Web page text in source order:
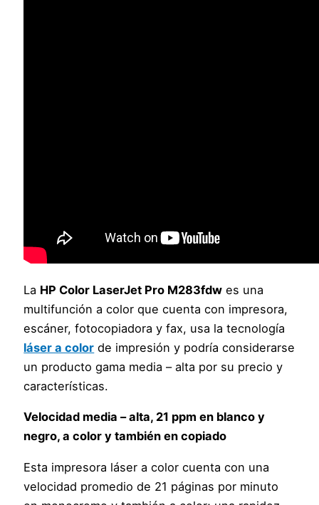
La HP Color LaserJet Pro M283fdw es una
multifunción a color que cuenta con impresora,
escáner, fotocopiadora y fax, usa la tecnología
láser a color de impresión y podría considerarse
un producto gama media – alta por su precio y
características.
Velocidad media – alta, 21 ppm en blanco y
negro, a color y también en copiado
Esta impresora láser a color cuenta con una
velocidad promedio de 21 páginas por minuto